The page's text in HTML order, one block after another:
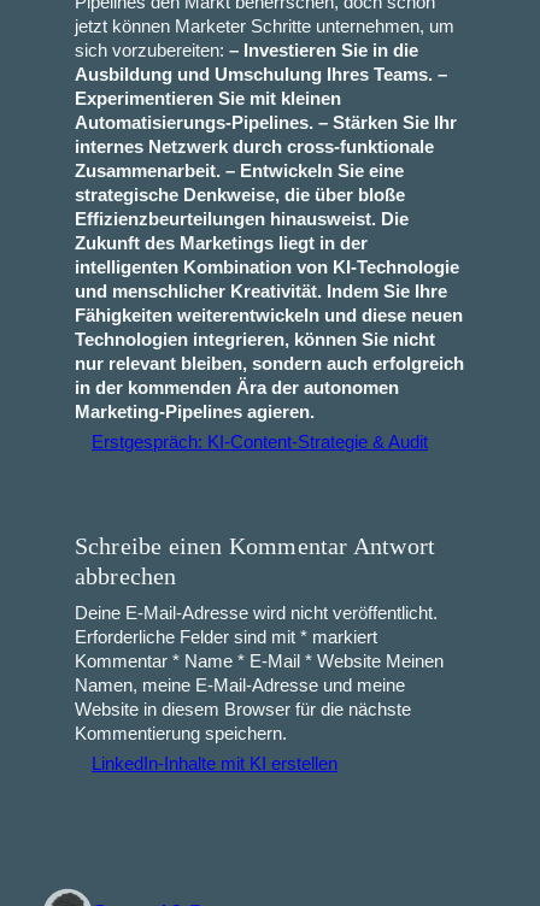
jetzt können Marketer Schritte unternehmen, um
sich vorzubereiten: – Investieren Sie in die
Ausbildung und Umschulung Ihres Teams.–
Experimentieren Sie mit kleinen
Automatisierungs-Pipelines.– Stärken Sie Ihr
internes Netzwerk durch cross-funktionale
Zusammenarbeit.– Entwickeln Sie eine
strategische Denkweise, die über bloße
Effizienzbeurteilungen hinausweist.Die
Zukunft des Marketings liegt in der
intelligenten Kombination von KI-Technologie
und menschlicher Kreativität. Indem Sie Ihre
Fähigkeiten weiterentwickeln und diese neuen
Technologien integrieren, können Sie nicht
nur relevant bleiben, sondern auch erfolgreich
in der kommenden Ära der autonomen
Marketing-Pipelines agieren.
Erstgespräch: KI-Content‑Strategie & Audit
Schreibe einen Kommentar Antwort
abbrechen
Deine E-Mail-Adresse wird nicht veröffentlicht.
Erforderliche Felder sind mit * markiert
Kommentar * Name * E-Mail * Website Meinen
Namen, meine E-Mail-Adresse und meine
Website in diesem Browser für die nächste
Kommentierung speichern.
LinkedIn‑Inhalte mit KI erstellen